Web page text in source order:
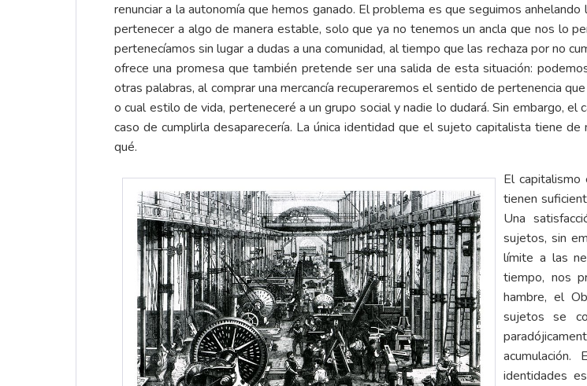
renunciar a la autonomía que hemos ganado. El problema es que seguimos
pertenecer a algo de manera estable, solo que ya no tenemos un ancla que nos lo
pertenecíamos sin lugar a dudas a una comunidad, al tiempo que las rechaza por no
ofrece una promesa que también pretende ser una salida de esta situación:
otras palabras, al comprar una mercancía recuperaremos el sentido de pertenencia
o cual estilo de vida, perteneceré a un grupo social y nadie lo dudará. Sin embargo,
caso de cumplirla desaparecería. La única identidad que el sujeto capitalista tiene
qué.
El capitalismo
tienen
Una
sujetos, sin
límite a las
tiempo, nos
hambre, el
sujetos se
identidades